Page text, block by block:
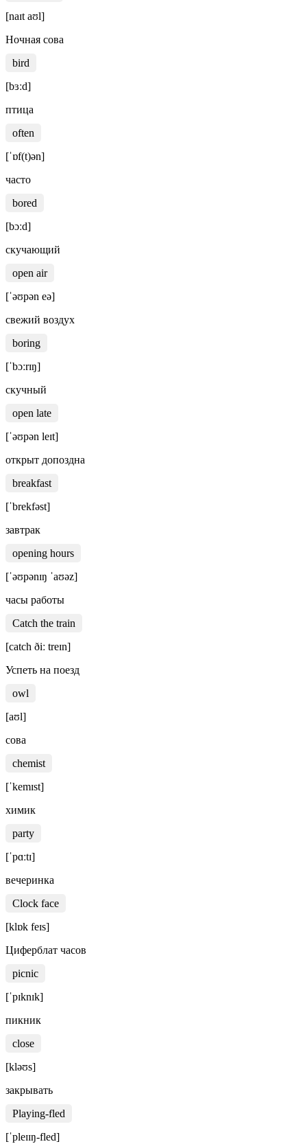
[naɪt aʊl]
Ночная сова
bird
[bɜːd]
птица
often
[ˈɒf(t)ən]
часто
bored
[bɔːd]
скучающий
open air
[ˈəʊpən eə]
свежий воздух
boring
[ˈbɔːrɪŋ]
скучный
open late
[ˈəʊpən leɪt]
открыт допоздна
breakfast
[ˈbrekfəst]
завтрак
opening hours
[ˈəʊpənɪŋ ˈaʊəz]
часы работы
Catch the train
[catch ðiː treɪn]
Успеть на поезд
owl
[aʊl]
сова
chemist
[ˈkemɪst]
химик
party
[ˈpɑːtɪ]
вечеринка
Clock face
[klɒk feɪs]
Циферблат часов
picnic
[ˈpɪknɪk]
пикник
close
[kləʊs]
закрывать
Playing-fled
[ˈpleɪɪŋ-fled]